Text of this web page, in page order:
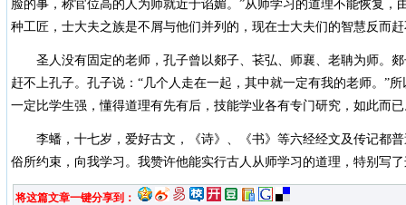
脸的事，称官位高的人为师就近于谄媚。”从师学习的道理不能恢复，
种工匠，士大夫之族是不屑与他们并列的，现在士大夫们的智慧反而
圣人没有固定的老师，孔子曾以郯子、苌弘、师襄、老聃为师。郯
赶不上孔子。孔子说：“几个人走在一起，其中就一定有我的老师。”
一定比学生强，懂得道理有先有后，技能学业各有专门研究，如此而已
李蟠，十七岁，爱好古文，《诗》、《书》等六经经文及传记都普
俗所约束，向我学习。我赞许他能实行古人从师学习的道理，特别写
将这篇文章一键分享到：